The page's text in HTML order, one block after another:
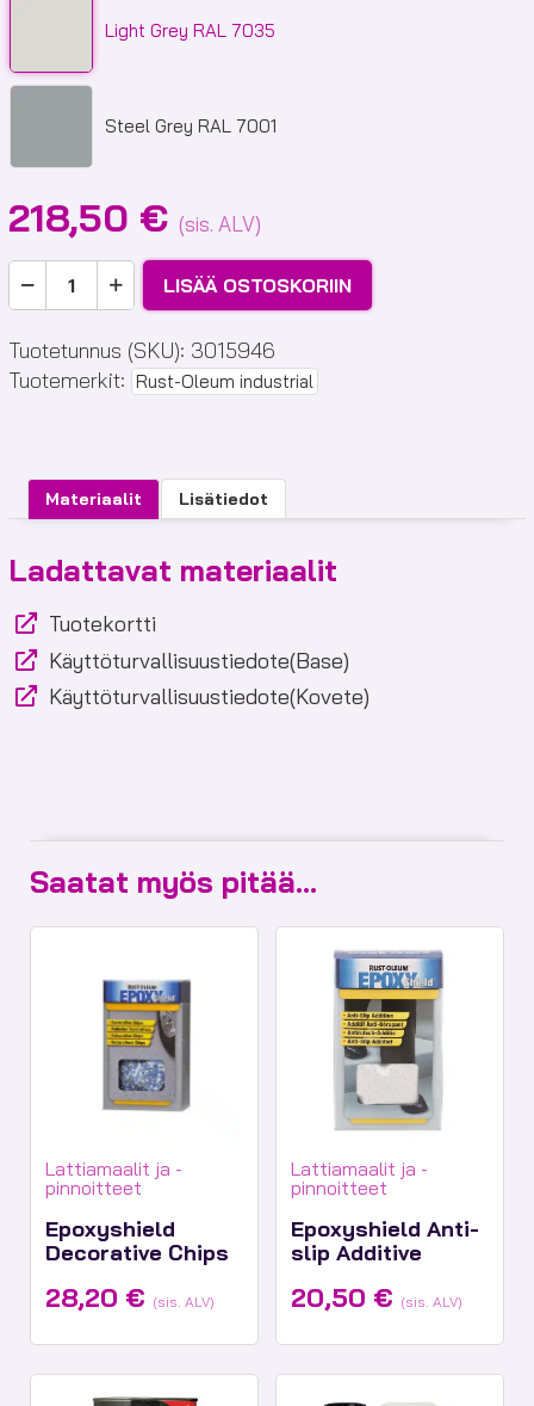
Light Grey RAL 7035
Steel Grey RAL 7001
218,50 € (sis. ALV)
Epoxyshield
Maxx
Coating
määrä
LISÄÄ OSTOSKORIIN
Tuotetunnus (SKU): 3015946
Tuotemerkit: Rust-Oleum industrial
Materiaalit Lisätiedot
Ladattavat materiaalit
Tuotekortti
Käyttöturvallisuustiedote(Base)
Käyttöturvallisuustiedote(Kovete)
Saatat myös pitää...
Tuotekategoriat:
Lattiamaalit ja -
pinnoitteet
Epoxyshield
Decorative Chips
28,20 € (sis. ALV)
Tuotekategoriat:
Lattiamaalit ja -
pinnoitteet
Epoxyshield Anti-
slip Additive
20,50 € (sis. ALV)